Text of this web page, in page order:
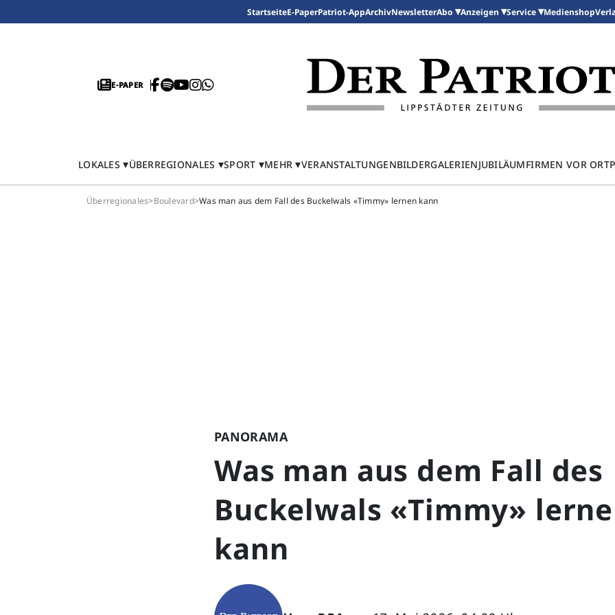
StartseiteE-PaperPatriot-AppArchivNewsletterAbo Anzeigen Service Medienshop
E-PAPER
LOKALES ÜBERREGIONALES SPORT MEHR VERANSTALTUNGENBILDERGALERIENJUBILÄUMFIRMEN VOR ORT
Überregionales>Boulevard>Was man aus dem Fall des Buckelwals «Timmy» lernen kann
PANORAMA
Was man aus dem Fall des
Buckelwals «Timmy»
kann